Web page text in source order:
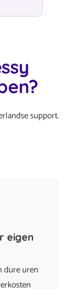
support.
eigen
dure uren